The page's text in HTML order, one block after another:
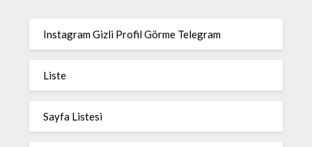
Instagram Gizli Profil Görme Telegram
Liste
Sayfa Listesi